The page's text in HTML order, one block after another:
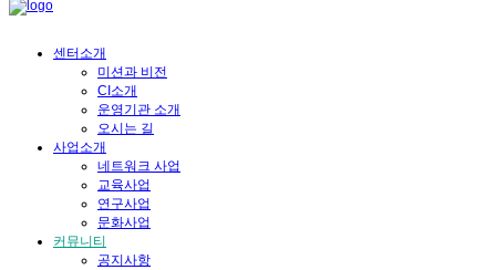
센터소개
미션과 비전
CI소개
운영기관 소개
오시는 길
사업소개
네트워크 사업
교육사업
연구사업
문화사업
커뮤니티
공지사항